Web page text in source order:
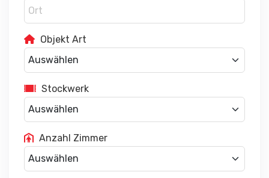
Objekt Art
Stockwerk
Anzahl Zimmer